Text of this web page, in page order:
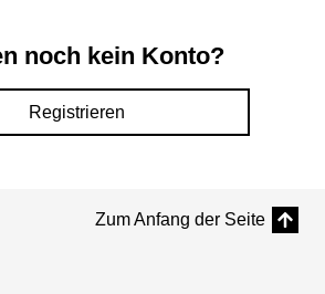
noch kein Konto?
Registrieren
Zum Anfang der Seite